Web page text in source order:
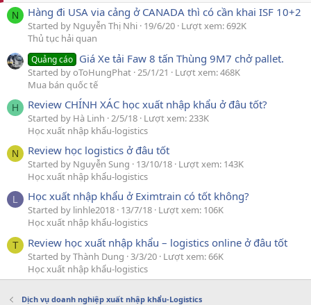
N Hàng đi USA via cảng ở CANADA thì có cần khai ISF 10+2
Started by Nguyễn Thị Nhi 19/6/20 Lượt xem: 692K
Thủ tục hải quan
Quảng cáo Giá Xe tải Faw 8 tấn Thùng 9M7 chở pallet.
Started by oToHungPhat 25/1/21
Lượt xem: 468K
Mua bán quốc tế
H Review CHÍNH XÁC học xuất nhập khẩu ở đâu tốt?
Started by Hà Linh 2/5/18 Lượt xem: 233K
Học xuất nhập khẩu-logistics
N Review học logistics ở đâu tốt
Started by Nguyễn Sung 13/10/18 Lượt xem: 143K
Học xuất nhập khẩu-logistics
L Học xuất nhập khẩu ở Eximtrain có tốt không?
Started by linhle2018 13/7/18 Lượt xem: 106K
Học xuất nhập khẩu-logistics
T Review học xuất nhập khẩu – logistics online ở đâu tốt
Started by Thành Dung 3/3/20 Lượt xem: 66K
Học xuất nhập khẩu-logistics
Dịch vụ doanh nghiệp xuất nhập khẩu-Logistics